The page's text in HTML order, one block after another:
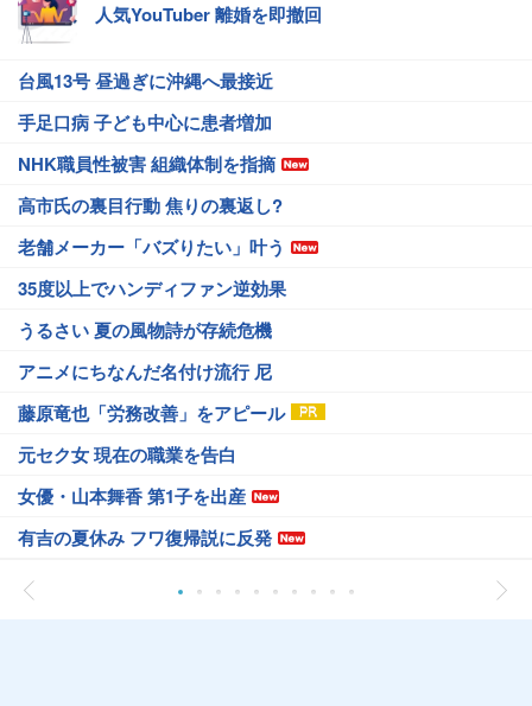
人気YouTuber 離婚を即撤回
台風13号 昼過ぎに沖縄へ最接近
手足口病 子ども中心に患者増加
NHK職員性被害 組織体制を指摘
高市氏の裏目行動 焦りの裏返し?
老舗メーカー「バズりたい」叶う
35度以上でハンディファン逆効果
うるさい 夏の風物詩が存続危機
アニメにちなんだ名付け流行 尼
藤原竜也「労務改善」をアピール
元セク女 現在の職業を告白
女優・山本舞香 第1子を出産
有吉の夏休み フワ復帰説に反発